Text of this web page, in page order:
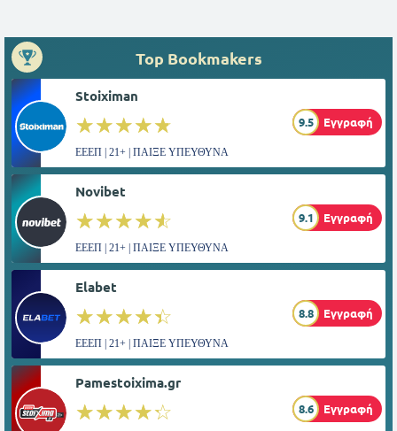
Top Bookmakers
Stoiximan
☆☆☆☆☆
★★★★★ 9.5 Εγγραφή
ΕΕΕΠ | 21+ | ΠΑΙΞΕ ΥΠΕΥΘΥΝΑ
Novibet
☆☆☆☆☆
★★★★★ 9.1 Εγγραφή
ΕΕΕΠ | 21+ | ΠΑΙΞΕ ΥΠΕΥΘΥΝΑ
Elabet
☆☆☆☆☆
★★★★★ 8.8 Εγγραφή
ΕΕΕΠ | 21+ | ΠΑΙΞΕ ΥΠΕΥΘΥΝΑ
Pamestoixima.gr
☆☆☆☆☆
★★★★★ 8.6 Εγγραφή